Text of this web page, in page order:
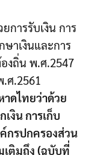
การรับเงิน การ
ษาเงินและการ
งถิ่น พ.ศ.2547
ศ.2561
ดไทยว่าด้วย
เงิน การเก็บ
กรปกครองส่วน
เติมถึง (ฉบับที่